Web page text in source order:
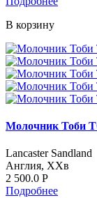
В корзину
Молочник Тоби
Lancaster Sandland
Англия, ХХв
2 500.0 Р
Подробнее